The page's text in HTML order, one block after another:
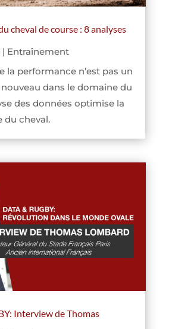
cheval de course : 8 analyses
| Entraînement
la performance n’est pas un
dans le domaine du
des données optimise la
du cheval.
Interview de Thomas